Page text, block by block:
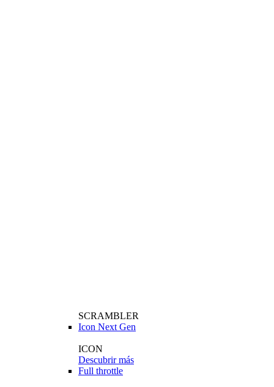
SCRAMBLER
Icon Next Gen
ICON
Descubrir más
Full throttle